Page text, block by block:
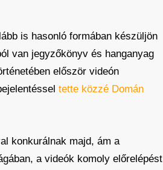
is hasonló formában készüljön
van jegyzőkönyv és hanganyag
először videón
tette közzé Domán
konkurálnak majd, ám a
a videók komoly előrelépést